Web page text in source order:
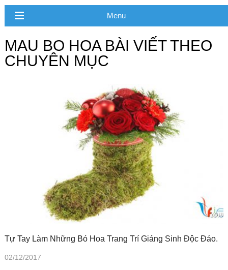
Menu
MAU BO HOA BÀI VIẾT THEO
CHUYÊN MỤC
Tự Tay Làm Những Bó Hoa Trang Trí Giáng Sinh Độc Đáo.
02/12/2017